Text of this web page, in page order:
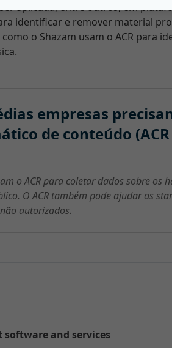
aplicada, entre outros, em
identificar e remover material
o Shazam usam o ACR para
empresas
de conteúdo
o ACR para coletar dados sobre os
O ACR também pode ajudar as
autorizados.
and services